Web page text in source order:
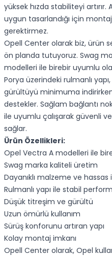
yüksek hızda stabiliteyi
uygun tasarlandığı için
gerektirmez.
Opell Center olarak biz, ürün
ön planda tutuyoruz. Swag
modelleri ile birebir uyumlu
Porya üzerindeki rulmanlı
gürültüyü minimuma
destekler. Sağlam bağlantı
ile uyumlu çalışarak güvenli
sağlar.
Ürün Özellikleri:
Opel Vectra A modelleri ile
Swag marka kaliteli üretim
Dayanıklı malzeme ve hassas
Rulmanlı yapı ile stabil
Düşük titreşim ve gürültü
Uzun ömürlü kullanım
Sürüş konforunu artıran yapı
Kolay montaj imkanı
Opell Center olarak, Opel